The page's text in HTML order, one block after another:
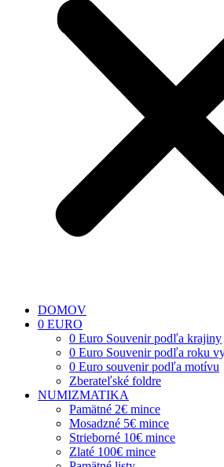
DOMOV
0 EURO
0 Euro Souvenir podľa krajiny
0 Euro Souvenir podľa roku
0 Euro souvenir podľa motívu
Zberateľské foldre
NUMIZMATIKA
Pamätné 2€ mince
Mosadzné 5€ mince
Strieborné 10€ mince
Zlaté 100€ mince